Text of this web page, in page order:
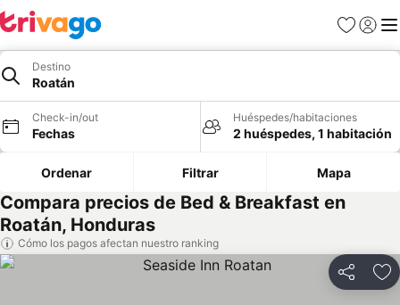
Favoritos
Iniciar
Destino
Roatán
Check-in/out
Fechas
Huéspedes/habitaciones
2 huéspedes, 1 habitación
Ordenar Filtrar Mapa
Compara precios de Bed & Breakfast en
Roatán, Honduras
Cómo los pagos afectan nuestro ranking
Compartir